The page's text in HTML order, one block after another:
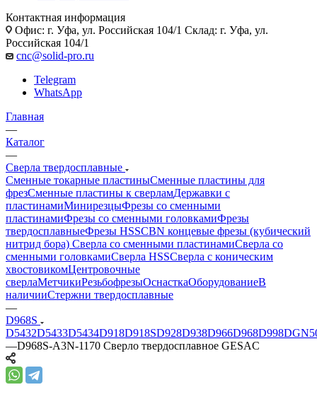
Контактная информация
Офис: г. Уфа, ул. Российская 104/1 Склад: г. Уфа, ул.
Российская 104/1
cnc@solid-pro.ru
Telegram
WhatsApp
Главная
—
Каталог
—
Сверла твердосплавные
Сменные токарные пластиныСменные пластины для
фрезСменные пластины к сверламДержавки с
пластинамиМинирезцыФрезы со сменными
пластинамиФрезы со сменными головкамиФрезы
твердосплавныеФрезы HSSCBN концевые фрезы (кубический
нитрид бора) Сверла со сменными пластинамиСверла со
сменными головкамиСверла HSSСверла с коническим
хвостовикомЦентровочные
сверлаМетчикиРезьбофрезыОснасткаОборудованиеВ
наличииСтержни твердосплавные
—
D968S
D5432D5433D5434D918D918SD928D938D966D968D998
—D968S-A3N-1170 Сверло твердосплавное GESAC